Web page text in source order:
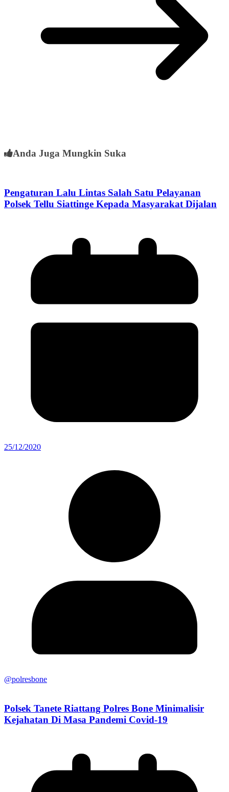
Anda Juga Mungkin Suka
Pengaturan Lalu Lintas Salah Satu Pelayanan
Polsek Tellu Siattinge Kepada Masyarakat Dijalan
25/12/2020
@polresbone
Polsek Tanete Riattang Polres Bone Minimalisir
Kejahatan Di Masa Pandemi Covid-19